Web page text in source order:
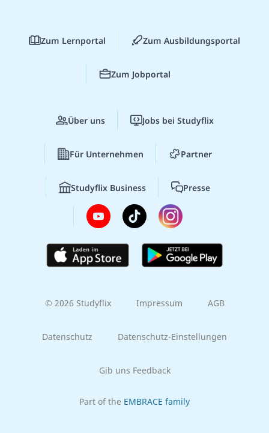
Zum Lernportal Zum Ausbildungsportal
Zum Jobportal
Über uns Jobs bei Studyflix
Für Unternehmen Partner
Studyflix Business Presse
© 2026 Studyflix Impressum AGB
Datenschutz Datenschutz-Einstellungen
Gib uns Feedback
Part of the EMBRACE family